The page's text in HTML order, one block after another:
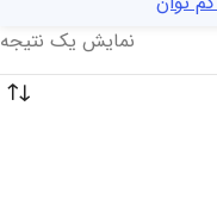
نمایش یک نتیجه